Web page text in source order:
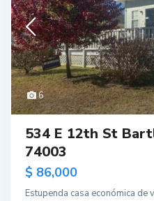
6
534 E 12th St
74003
$ 86,000
Estupenda casa económica de